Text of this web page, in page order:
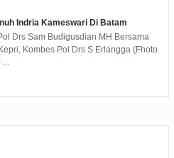
Indria Kameswari Di Batam
Drs Sam Budigusdian MH Bersama
Kombes Pol Drs S Erlangga (Fhoto
...